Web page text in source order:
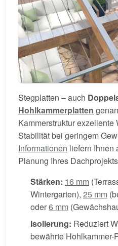
Stegplatten – auch
Hohlkammerplatten
Kammerstruktur exzellente
Stabilität bei geringem
Informationen liefern Ihnen
Planung Ihres
Stärken: 16 mm
Wintergarten), 25 mm
oder6 mm
Isolierung: Reduziert
bewährte Hohlkammer-